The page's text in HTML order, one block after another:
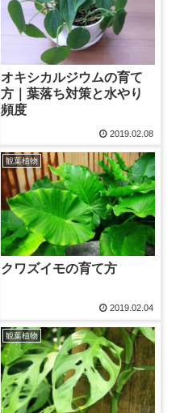
オキシカルジウムの育て
方｜葉落ち対策と水やり
頻度
2019.02.08
観葉植物
クワズイモの育て方
2019.02.04
観葉植物